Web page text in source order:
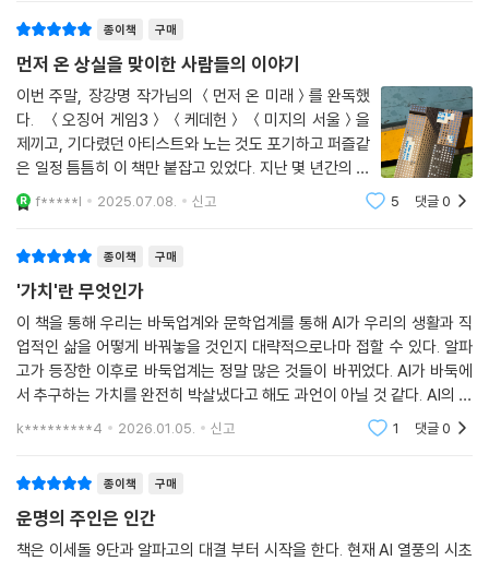
사가 내비게이션의 추천 경로를 따르는 것도, 대중음악 뮤지션이 스트리밍
서비스에 음원을 유통하는 것도 마찬가지다. 소셜미디어는 우리가 무언가
를 경험하고, 그 가치를 평가하는 기준을 바꿔놓았다. 인공지능은 그 이상
의 무언가가, 우리가 살아가는 환경 그 자체가 될지 모른다.
한편 ‘AI 시대에도 새로운 일자리가 계속 생길 것’이라는 낙관론에서 말하
는 일자리는 사회적 가치와 자부심의 원천일까, 아니면 급여를 받는 이유
에 불과할까? 책은 그 질문을 집요하게 파고든다. 알파고 이후에도 프로기
다. 실력이 급상승한 프로기사는 ‘AI 치팅’을 의심받는다. 바둑 팬들이 해설
자에게 기대하는 것은 그의 견해가 아니라, ‘AI 추천수’를 알기 쉽게 전달하
는 역할이다. 진보라는 대의 앞에서 전문가의 자부심은 사소한 가치일까?
인공지능의 보조 인력으로 전락하더라도 급여만 주어지면 괜찮을까?
장강명은 신약 개발 과정에서 제약회사가 거쳐야 하는 임상시험을 예로 들
며, 인공지능에 대한 기술적·제도적 통제를 주장한다. 기술의 발전 속도나
한 기후위기 대응처럼 국경을 뛰어넘는 대응도 주문한다. 장강명은 더 나
아가 빅테크 기업들이 말하는, 과격하고 납작한 의미의 ‘좋은 삶’을 넘어,
더 나은 미래를 믿고 상상하는 인문학의 역할을 강조한다. 그런 상상이야
종이책 구매
먼저 온 상실을 맞이한 사람들의 이야기
이번 주말, 장강명 작가님의 ＜먼저 온 미래＞를 완독했
다. ＜오징어 게임3＞ ＜케데헌＞ ＜미지의 서울＞을
제끼고, 기다렸던 아티스트와 노는 것도 포기하고 퍼즐같
은 일정 틈틈히 이 책만 붙잡고 있었다. 지난 몇 년간의 내
삶의 패턴을 생각하면 있을 수 없는 일인데ㅎㅎ 그 일이
일어났다. 이 책 에는 지금 내가 신기술에 대해 느끼는 모
f*****l 2025.07.08. 신고 5 댓글0
종이책 구매
'가치'란 무엇인가
이 책을 통해 우리는 바둑업계와 문학업계를 통해 AI가 우리의 생활과 직
업적인 삶을 어떻게 바꿔놓을 것인지 대략적으로나마 접할 수 있다. 알파
고가 등장한 이후로 바둑업계는 정말 많은 것들이 바뀌었다. AI가 바둑에
서 추구하는 가치를 완전히 박살냈다고 해도 과언이 아닐 것 같다. AI의 등
장을 반기고 더 즐거워하는 프로바둑기사들도 있고, 오히려 아마추어 선수
k*********4 2026.01.05. 신고 1 댓글0
종이책 구매
운명의 주인은 인간
책은 이세돌 9단과 알파고의 대결 부터 시작을 한다. 현재 AI 열풍의 시초